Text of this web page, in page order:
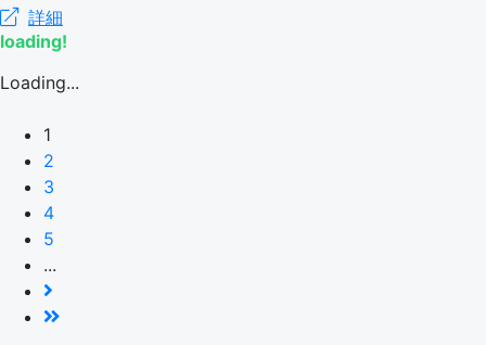
詳細
loading!
Loading...
1
2
3
4
5
...